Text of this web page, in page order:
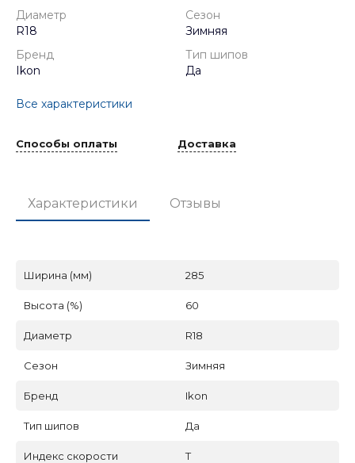
Диаметр
R18
Сезон
Зимняя
Бренд
Ikon
Тип шипов
Да
Все характеристики
Способы оплаты Доставка
Характеристики Отзывы
Ширина (мм) 285
Высота (%) 60
Диаметр R18
Сезон Зимняя
Бренд Ikon
Тип шипов Да
Индекс скорости T